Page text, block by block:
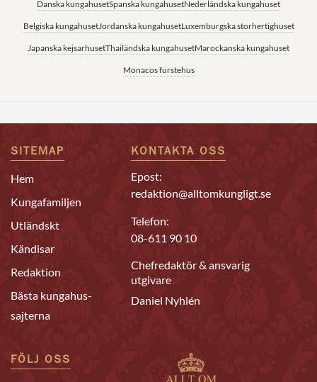
Danska kungahusetSpanska kungahusetNederländska kungahuset
Belgiska kungahusetJordanska kungahusetLuxemburgska storhertighuset
Japanska kejsarhusetThailändska kungahusetMarockanska kungahuset
Monacos furstehus
SITEMAP
Hem
Kungafamiljen
Utländskt
Kändisar
Redaktion
Bästa kungahus-
sajterna
KONTAKTA OSS
Epost:
redaktion@alltomkungligt.se
Telefon:
08-611 90 10
Chefredaktör & ansvarig
utgivare
Daniel Nyhlén
FÖLJ OSS